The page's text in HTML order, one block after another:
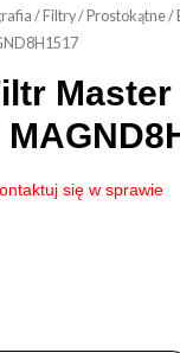
/ Filtry/ Prostokątne/
Master
się w sprawie